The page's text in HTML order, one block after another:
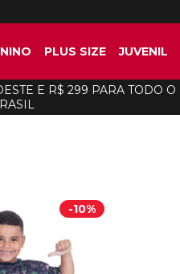
PLUS SIZE JUVENIL
E R$ 299 PARA TODO O
-10%